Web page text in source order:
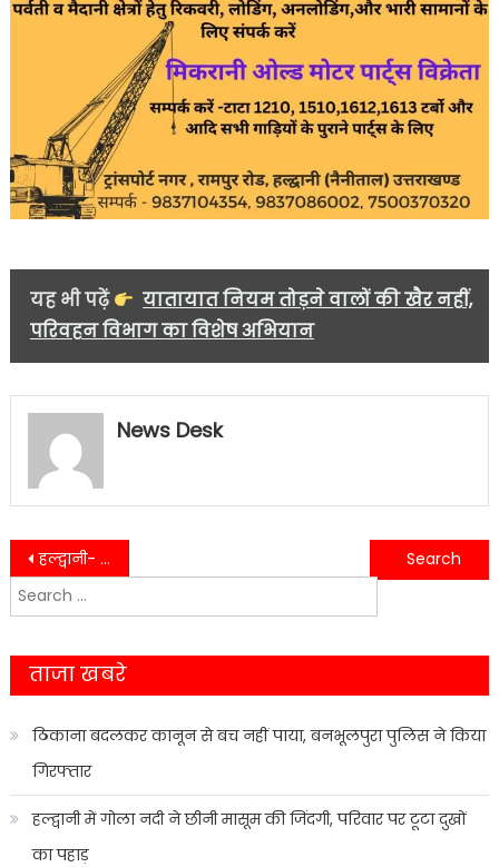
यह भी पढ़ें
यातायात नियम तोड़ने वालों की खैर नहीं,
परिवहन विभाग का विशेष अभियान
News Desk
Post
navigation
हल्द्वानी- गौला बैराज में सिल्ट आने से शहर की पेयजल आपूर्ति प्रभावित…..
कोषागार कर्मचारी संगठन की जिला कार्यकारणी नैनीताल का गठन किया गया……
Search
for:
ताजा खबरे
ठिकाना बदलकर कानून से बच नहीं पाया, बनभूलपुरा पुलिस ने किया
गिरफ्तार
हल्द्वानी में गोला नदी ने छीनी मासूम की जिंदगी, परिवार पर टूटा दुखों
का पहाड़